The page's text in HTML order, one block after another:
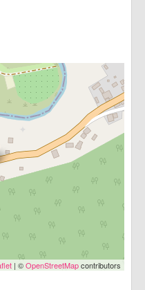
| ©OpenStreetMapcontributors